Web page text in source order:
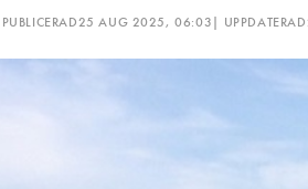
nyckelfärdig lösning där kunden
använda och dra nytta av
HUR SER DET DÅ UT PÅ SIKT, VAR
– Sverige är vår huvudsakliga
PUBLICERAD25 AUG 2025, 06:03| UPPDATERAD